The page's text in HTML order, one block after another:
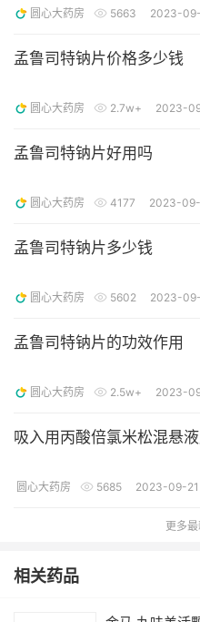
圆心大药房 5663 2023-
孟鲁司特钠片价格多少钱
圆心大药房 2.7w+ 2023-
孟鲁司特钠片好用吗
圆心大药房 4177 2023-
孟鲁司特钠片多少钱
圆心大药房 5602 2023-
孟鲁司特钠片的功效作用
圆心大药房 2.5w+ 2023-
吸入用丙酸倍氯米松混悬
圆心大药房 5685 2023-09-21
更多
相关药品